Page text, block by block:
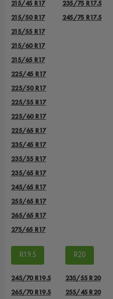
215/45 R17
215/50 R17
215/55 R17
215/60 R17
215/65 R17
225/45 R17
225/50 R17
225/55 R17
225/60 R17
225/65 R17
235/45 R17
235/55 R17
235/65 R17
245/65 R17
255/65 R17
265/65 R17
275/65 R17
235/75 R17.5
245/75 R17.5
R19.5
245/70 R19.5
265/70 R19.5
R20
235/55 R20
255/45 R20